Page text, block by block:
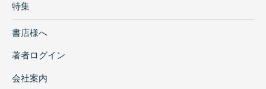
特集
書店様へ
著者ログイン
会社案内